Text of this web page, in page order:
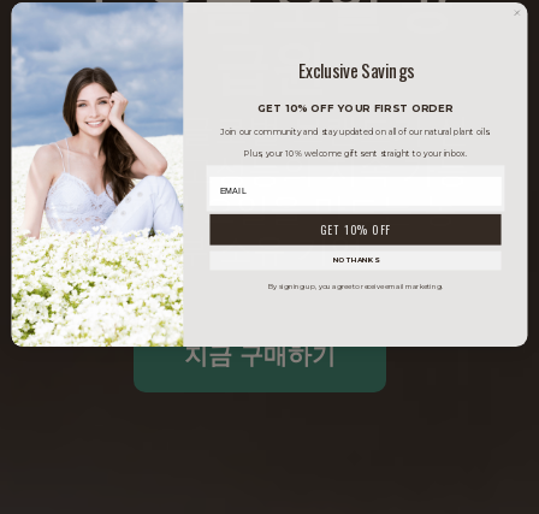
동
영
상
플
레
급원
최고의 글로벌 브랜드가 신
뢰하는 고성능의 지속 가능
한 천연 오일을 만드는 농
부 소유 기업
지금 구매하기
Exclusive Savings
GET 10% OFF YOUR FIRST ORDER
Join our community and stay updated on all of our natural plant oils.
Plus, your 10% welcome gift sent straight to your inbox.
GET 10% OFF
NO THANKS
By signing up, you agree to receive email marketing.